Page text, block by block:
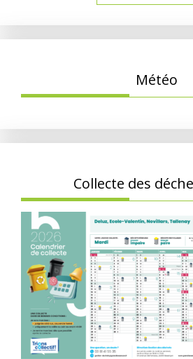
Météo
Collecte des